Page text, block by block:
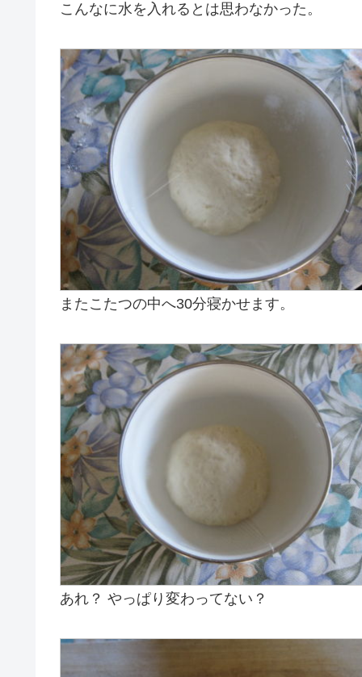
こんなに水を入れるとは思わなかった。
またこたつの中へ30分寝かせます。
あれ？ やっぱり変わってない？